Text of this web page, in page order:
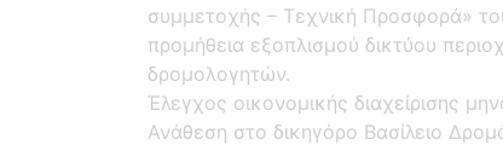
συμμετοχής – Τεχνική Προσφορά»
προμήθεια εξοπλισμού δικτύου
δρομολογητών.
Έλεγχος οικονομικής διαχείρισης
Ανάθεση στο δικηγόρο Βασίλειο